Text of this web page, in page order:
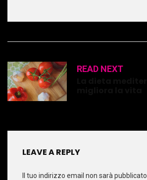
READ NEXT
LEAVE A REPLY
Il tuo indirizzo email non sarà pubblicato.